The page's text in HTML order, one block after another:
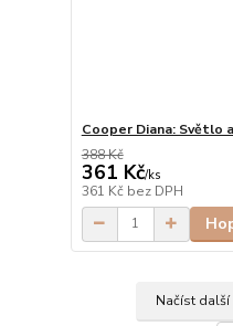
Cooper Diana: Světlo
388 Kč
361 Kč/ks
361 Kč bez DPH
Načíst